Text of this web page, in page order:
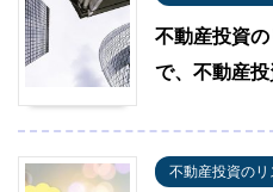
不動産投資
で、不動産投
不動産投資のリ